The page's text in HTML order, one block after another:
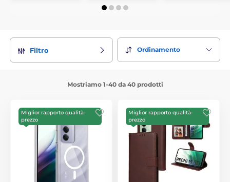
Filtro Ordinamento
Mostriamo 1-40 da 40 prodotti
Miglior rapporto qualità-
prezzo
Miglior rapporto qualità-
prezzo